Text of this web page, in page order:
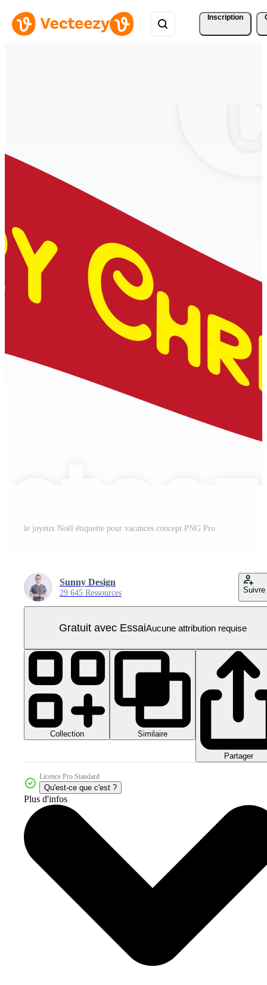
Inscription
le joyeux Noël étiquette pour vacances concept PNG Pro
Sunny Design
29 645 Ressources Suivre
Gratuit avec EssaiAucune attribution requise
Collection Similaire
Partager
Licence Pro Standard
Qu'est-ce que c'est ?
Plus d'infos